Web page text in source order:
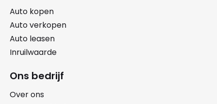
Auto kopen
Auto verkopen
Auto leasen
Inruilwaarde
Ons bedrijf
Over ons